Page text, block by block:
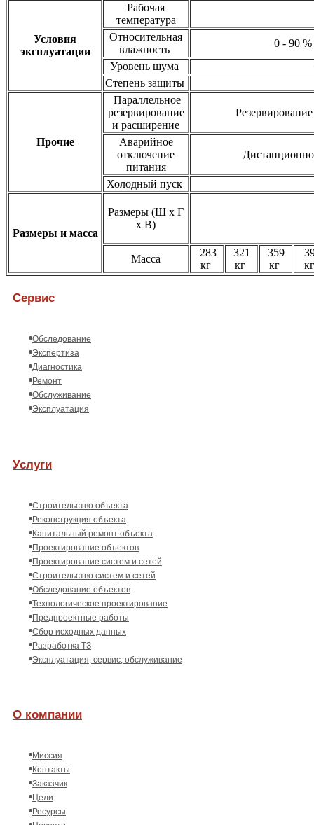
Условия
эксплуатации
Рабочая
температура
Относительная
влажность
0 - 90 %
Уровень шума
Степень защиты
Прочие
Параллельное
резервирование
и расширение
Аварийное
отключение
питания
Холодный пуск
Размеры и масса
Размеры (Ш х Г
х В)
Масса
283
кг
321
кг
359
кг
Сервис
Обследование
Экспертиза
Диагностика
Ремонт
Обслуживание
Эксплуатация
Услуги
Строительство объекта
Реконструкция объекта
Капитальный ремонт объекта
Проектирование объектов
Проектирование систем и сетей
Строительство систем и сетей
Обследование объектов
Технологическое проектирование
Предпроектные работы
Сбор исходных данных
Разработка ТЗ
Эксплуатация, сервис, обслуживание
О компании
Миссия
Контакты
Заказчик
Цели
Ресурсы